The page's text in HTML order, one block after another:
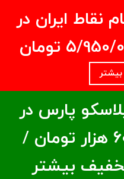
نقاط ایران در
پارس در
خریدهای بالای ۶00 هزار تومان /
بیشتر